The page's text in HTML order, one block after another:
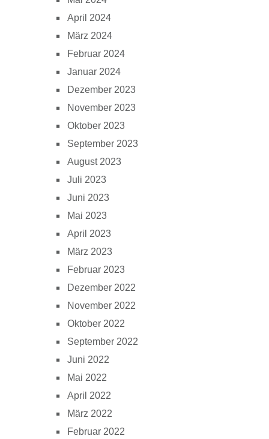
April 2024
März 2024
Februar 2024
Januar 2024
Dezember 2023
November 2023
Oktober 2023
September 2023
August 2023
Juli 2023
Juni 2023
Mai 2023
April 2023
März 2023
Februar 2023
Dezember 2022
November 2022
Oktober 2022
September 2022
Juni 2022
Mai 2022
April 2022
März 2022
Februar 2022